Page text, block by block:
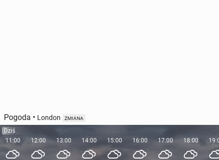
Pogoda • London ZMIANA
Dziś
11:00
12:00 13:00 14:00 15:00 16:00 17:00 18:00